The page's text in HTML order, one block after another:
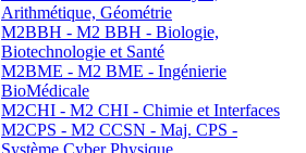
Arithmétique, Géométrie
M2BBH - M2 BBH - Biologie,
Biotechnologie et Santé
M2BME - M2 BME - Ingénierie
BioMédicale
M2CHI - M2 CHI - Chimie et Interfaces
M2CPS - M2 CCSN - Maj. CPS -
Système Cyber Physique